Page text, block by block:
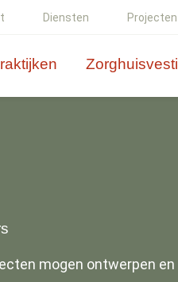
Diensten Projecten
mogen ontwerpen en